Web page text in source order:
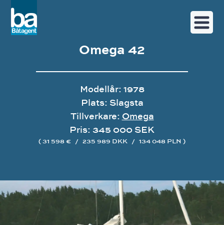
Omega 42
Modellår: 1978
Plats: Slagsta
Tillverkare: Omega
Pris: 345 000 SEK
( 31 598 € / 235 989 DKK / 134 048 PLN )